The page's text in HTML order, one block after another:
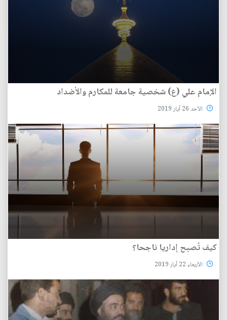
الإمام علي (ع) شخصية جامعة للمكارم والأضداد
الأحد 26 آيار 2019
كيف تُصبح إداريا ناجحا؟
الأربعاء 22 آيار 2019